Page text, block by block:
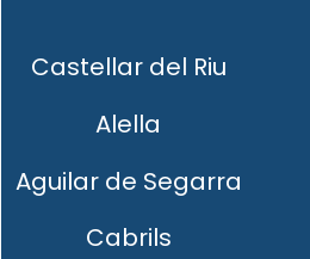
Castellar del Riu
Alella
Aguilar de Segarra
Cabrils